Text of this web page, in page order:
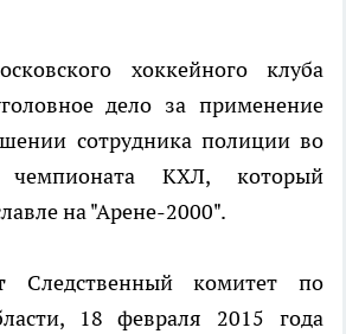
хоккейного клуба
дело за применение
сотрудника полиции во
КХЛ, который
на "Арене-2000".
Следственный комитет по
18 февраля 2015 года